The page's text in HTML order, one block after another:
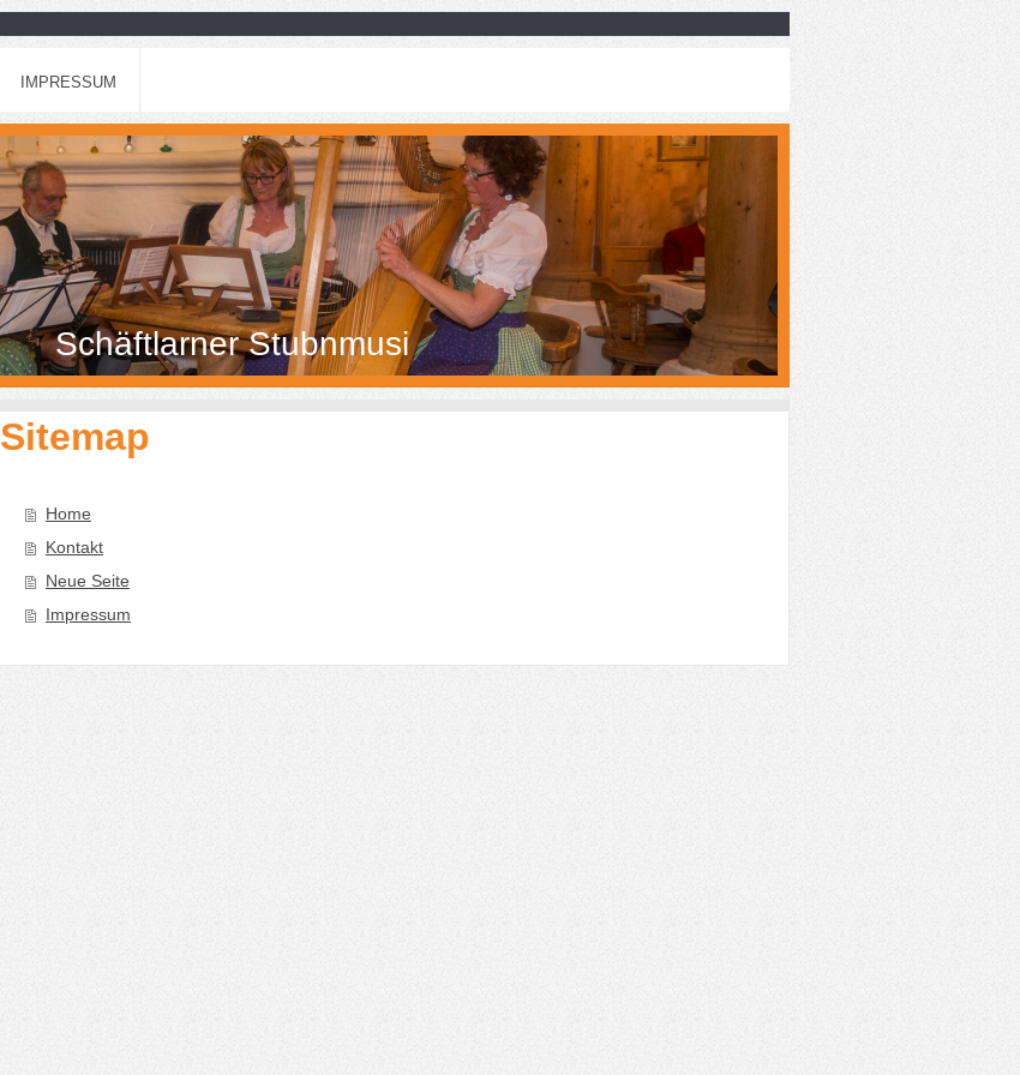
IMPRESSUM
Schäftlarner Stubnmusi
Sitemap
Home
Kontakt
Neue Seite
Impressum